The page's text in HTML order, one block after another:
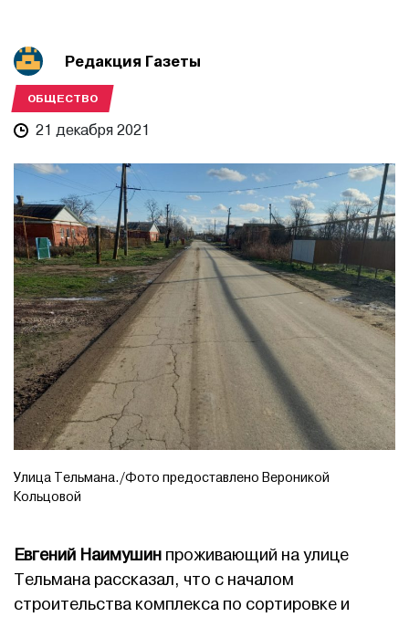
Редакция Газеты
ОБЩЕСТВО
21 декабря 2021
Улица Тельмана./Фото предоставлено Вероникой
Кольцовой
Евгений Наимушин проживающий на улице
Тельмана рассказал, что с началом
строительства комплекса по сортировке и